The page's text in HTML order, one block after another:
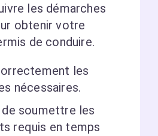
les démarches
obtenir votre
de conduire.
les
nécessaires.
de soumettre les
requis en temps